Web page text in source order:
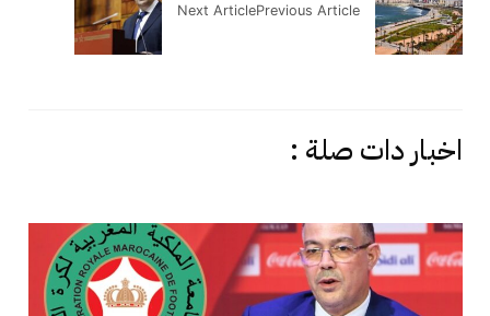
Previous Article
Next Article
اخبار دات صلة :